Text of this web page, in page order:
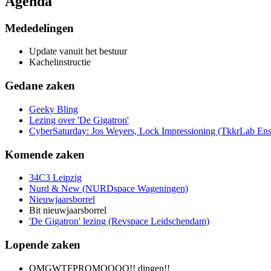
Mededelingen
Update vanuit het bestuur
Kachelinstructie
Gedane zaken
Geeky Bling
Lezing over 'De Gigatron'
CyberSaturday: Jos Weyers, Lock Impressioning (TkkrLab
Komende zaken
34C3 Leipzig
Nurd & New (NURDspace Wageningen)
Nieuwjaarsborrel
Bit nieuwjaarsborrel
'De Gigatron' lezing (Revspace Leidschendam)
Lopende zaken
OMGWTFPROMOOOO!! dingen!!